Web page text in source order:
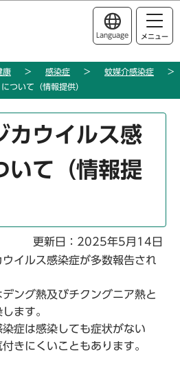
ジの本文へ移動
Language メニュー
康 感染症
蚊媒介感染症
ついて（情報提供）
カウイルス感
いて（情報提
更新日：2025年5月14日
イルス感染症が多数報告され
ング熱及びチクングニア熱と
ます。
症は感染しても症状がない
きにくいこともあります。